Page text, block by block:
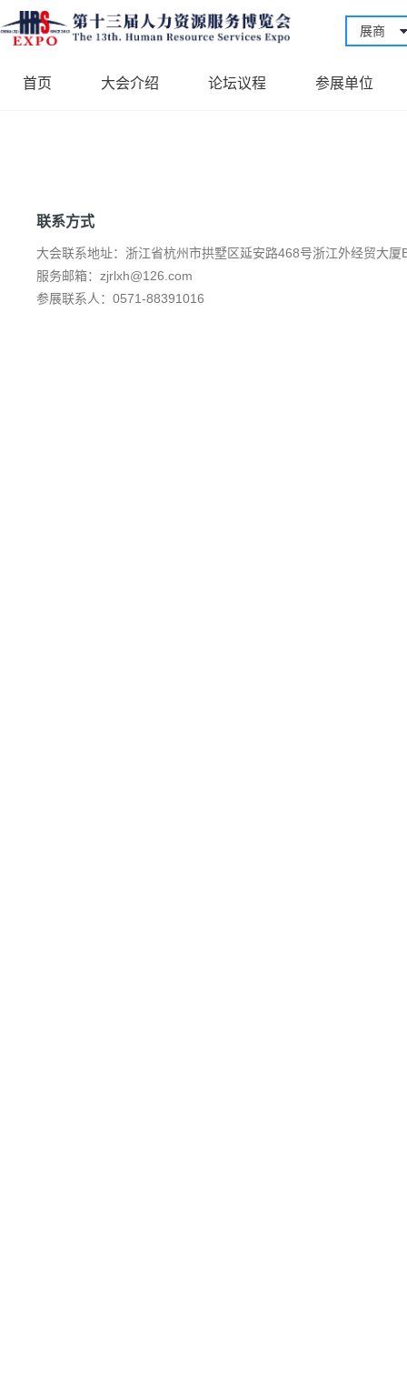
展商
首页 大会介绍 论坛议程 参展单位
联系方式
大会联系地址：浙江省杭州市拱墅区延安路468号浙江外经贸大厦
服务邮箱：zjrlxh@126.com
参展联系人：0571-88391016